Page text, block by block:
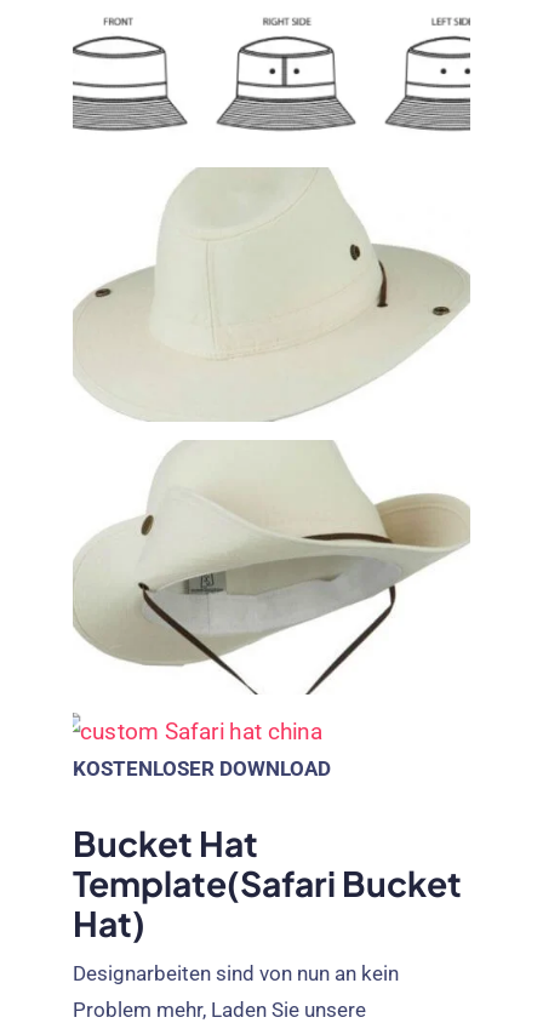
KOSTENLOSER DOWNLOAD
Bucket Hat
Template(Safari Bucket
Hat)
Designarbeiten sind von nun an kein
Problem mehr, Laden Sie unsere